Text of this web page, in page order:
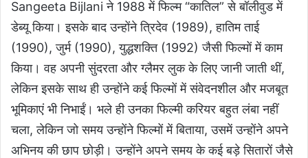
Sangeeta Bijlani ने 1988 में फिल्म “कातिल” से बॉलीवुड में
डेब्यू किया। इसके बाद उन्होंने त्रिदेव (1989), हातिम ताई
(1990), जुर्म (1990), युद्धशक्ति (1992) जैसी फिल्मों में काम
किया। वह अपनी सुंदरता और ग्लैमर लुक के लिए जानी जाती थीं,
लेकिन इसके साथ ही उन्होंने कई फिल्मों में संवेदनशील और मजबूत
भूमिकाएं भी निभाईं। भले ही उनका फिल्मी करियर बहुत लंबा नहीं
चला, लेकिन जो समय उन्होंने फिल्मों में बिताया, उसमें उन्होंने अपने
अभिनय की छाप छोड़ी। उन्होंने अपने समय के कई बड़े सितारों जैसे